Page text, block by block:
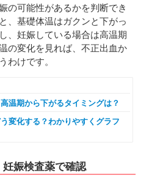
の可能性があるかを判断でき
、基礎体温はガクンと下がっ
、妊娠している場合は高温期
の変化を見れば、不正出血か
わけです。
温期から下がるタイミングは？
変化する？わかりやすくグラフ
娠検査薬で確認